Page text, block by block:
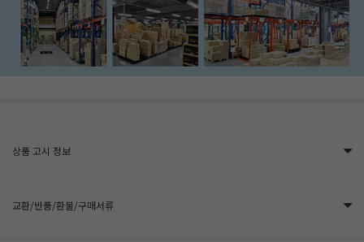
상품 고시 정보
교환/반품/환불/구매서류